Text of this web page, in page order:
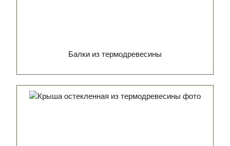
Балки из термодревесины